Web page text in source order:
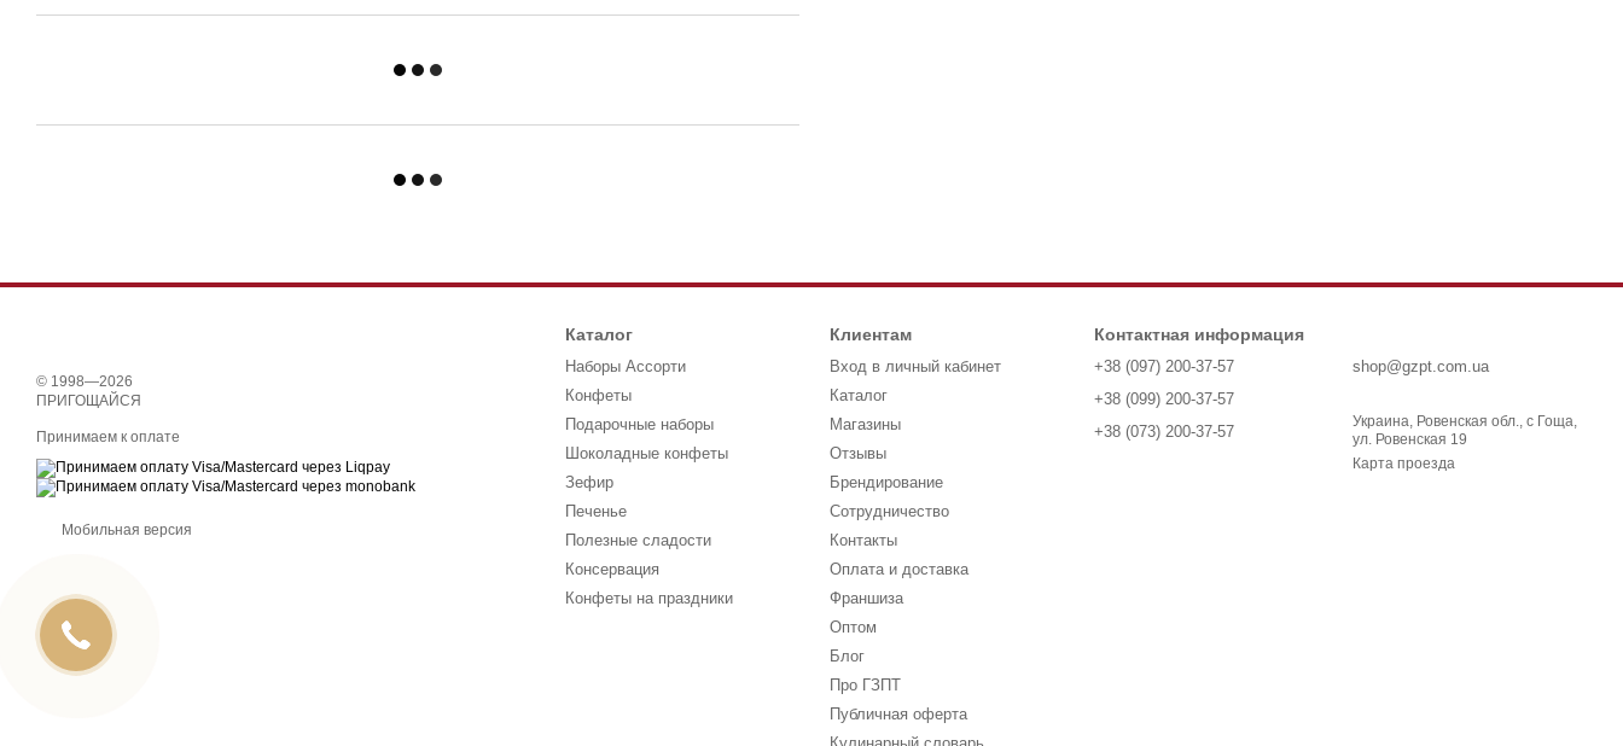
© 1998—2026
ПРИГОЩАЙСЯ
Принимаем к оплате
Мобильная версия
Каталог
Наборы Ассорти
Конфеты
Подарочные наборы
Шоколадные конфеты
Зефир
Печенье
Полезные сладости
Консервация
Конфеты на праздники
Клиентам
Вход в личный кабинет
Каталог
Магазины
Отзывы
Брендирование
Сотрудничество
Контакты
Оплата и доставка
Франшиза
Оптом
Блог
Про ГЗПТ
Публичная оферта
Контактная информация
+38 (097) 200-37-57
+38 (099) 200-37-57
+38 (073) 200-37-57
shop@gzpt.com.ua
Украина, Ровенская обл., с Гоща,
ул. Ровенская 19
Карта проезда